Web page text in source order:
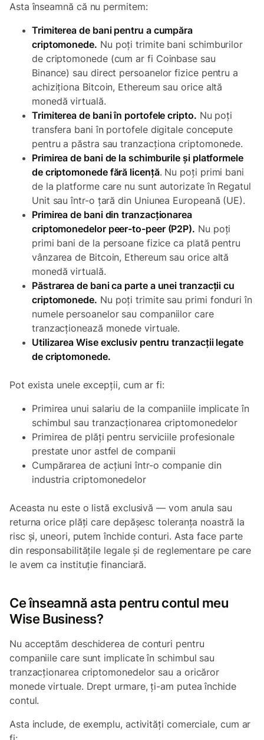
Asta înseamnă că nu permitem:
Trimiterea de bani pentru a cumpăra
criptomonede. Nu poți trimite bani schimburilor
de criptomonede (cum ar fi Coinbase sau
Binance) sau direct persoanelor fizice pentru a
achiziționa Bitcoin, Ethereum sau orice altă
monedă virtuală.
Trimiterea de bani în portofele cripto. Nu poți
transfera bani în portofele digitale concepute
pentru a păstra sau tranzacționa criptomonede.
Primirea de bani de la schimburile și platformele
de criptomonede fără licență. Nu poți primi bani
de la platforme care nu sunt autorizate în Regatul
Unit sau într-o țară din Uniunea Europeană (UE).
Primirea de bani din tranzacționarea
criptomonedelor peer-to-peer (P2P). Nu poți
primi bani de la persoane fizice ca plată pentru
vânzarea de Bitcoin, Ethereum sau orice altă
monedă virtuală.
Păstrarea de bani ca parte a unei tranzacții cu
criptomonede. Nu poți trimite sau primi fonduri în
numele persoanelor sau companiilor care
tranzacționează monede virtuale.
Utilizarea Wise exclusiv pentru tranzacții legate
de criptomonede.
Pot exista unele excepții, cum ar fi:
Primirea unui salariu de la companiile implicate în
schimbul sau tranzacționarea criptomonedelor
Primirea de plăți pentru serviciile profesionale
prestate unor astfel de companii
Cumpărarea de acțiuni într-o companie din
industria criptomonedelor
Aceasta nu este o listă exclusivă — vom anula sau
returna orice plăți care depășesc toleranța noastră la
risc și, uneori, putem închide conturi. Asta face parte
din responsabilitățile legale și de reglementare pe care
le avem ca instituție financiară.
Ce înseamnă asta pentru contul meu
Wise Business?
Nu acceptăm deschiderea de conturi pentru
companiile care sunt implicate în schimbul sau
tranzacționarea criptomonedelor sau a oricăror
monede virtuale. Drept urmare, ți-am putea închide
contul.
Asta include, de exemplu, activități comerciale, cum ar